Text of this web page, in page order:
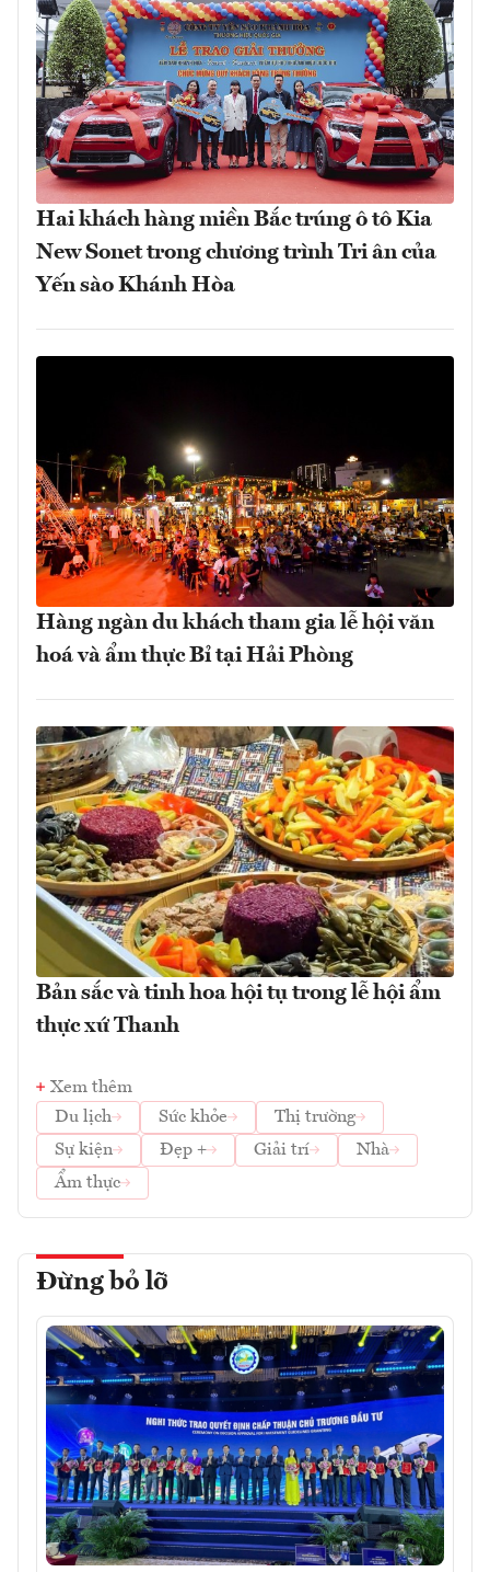
Hai khách hàng miền Bắc trúng ô tô Kia
New Sonet trong chương trình Tri ân của
Yến sào Khánh Hòa
Hàng ngàn du khách tham gia lễ hội văn
hoá và ẩm thực Bỉ tại Hải Phòng
Bản sắc và tinh hoa hội tụ trong lễ hội ẩm
thực xứ Thanh
Xem thêm
Du lịch
Sức khỏe
Thị trường
Sự kiện
Đẹp + Giải trí
Nhà
Ẩm thực
Đừng bỏ lỡ